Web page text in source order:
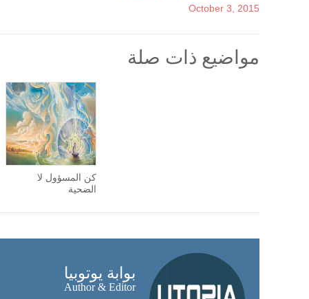
October 3, 2015
مواضيع ذات صلة
كن المسؤول لا
الضحية
بوابة يوتوبيا
Author & Editor